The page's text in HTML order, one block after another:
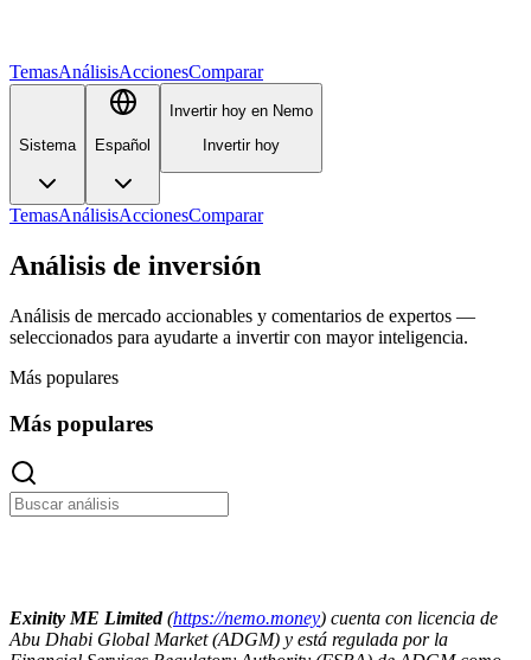
TemasAnálisisAccionesComparar
Sistema Español
Invertir hoy en Nemo
Invertir hoy
TemasAnálisisAccionesComparar
Análisis de inversión
Análisis de mercado accionables y comentarios de expertos —
seleccionados para ayudarte a invertir con mayor inteligencia.
Más populares
Más populares
Exinity ME Limited(https://nemo.money) cuenta con licencia de
Abu Dhabi Global Market (ADGM) y está regulada por la